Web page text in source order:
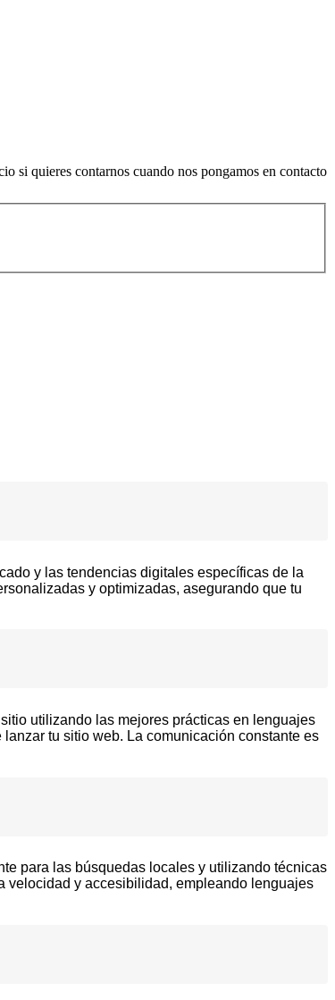
si quieres contarnos cuando nos pongamos en contacto
y las tendencias digitales específicas de la
y optimizadas, asegurando que tu
utilizando las mejores prácticas en lenguajes
tu sitio web. La comunicación constante es
para las búsquedas locales y utilizando técnicas
velocidad y accesibilidad, empleando lenguajes